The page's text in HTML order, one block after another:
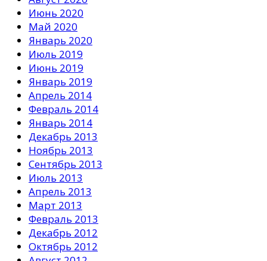
Июнь 2020
Май 2020
Январь 2020
Июль 2019
Июнь 2019
Январь 2019
Апрель 2014
Февраль 2014
Январь 2014
Декабрь 2013
Ноябрь 2013
Сентябрь 2013
Июль 2013
Апрель 2013
Март 2013
Февраль 2013
Декабрь 2012
Октябрь 2012